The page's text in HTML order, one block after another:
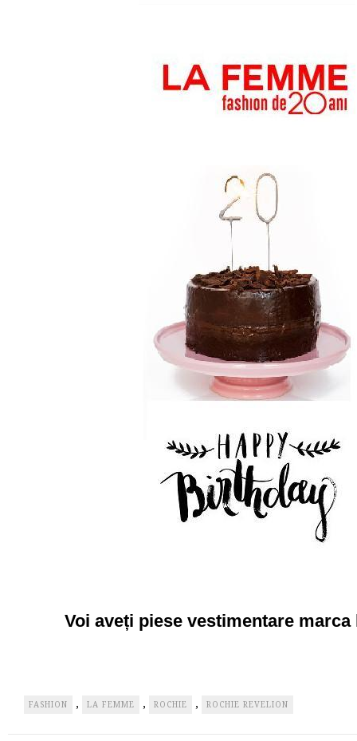
Voi aveți piese vestimentare
FASHION , LA FEMME , ROCHIE , ROCHIE REVELION